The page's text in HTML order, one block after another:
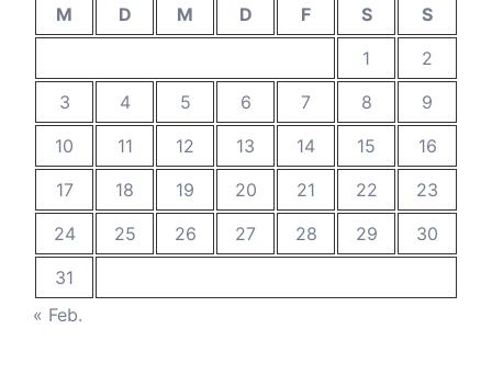
M D M D F S
S
1
2
3
4 5 6 7 8
9
10
11 12 13 14 15
16
17
18 19 20 21 22
23
24
25 26 27 28 29
30
31
« Feb.